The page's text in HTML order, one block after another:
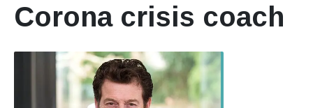
Referenties
Corona crisis coach